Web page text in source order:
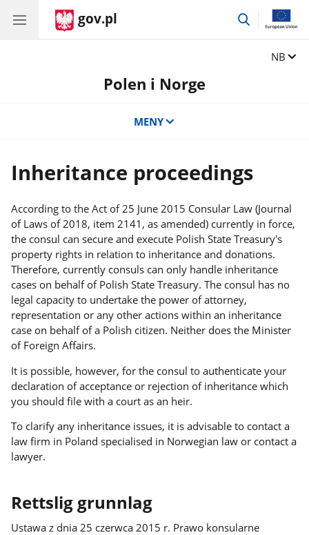
gov.pl
przejdź
Zmień
NB
Polen i Norge
MENY
Inheritance proceedings
According to the Act of 25 June 2015 Consular Law (Journal
of Laws of 2018, item 2141, as amended) currently in force,
the consul can secure and execute Polish State Treasury's
property rights in relation to inheritance and donations.
Therefore, currently consuls can only handle inheritance
cases on behalf of Polish State Treasury. The consul has no
legal capacity to undertake the power of attorney,
representation or any other actions within an inheritance
case on behalf of a Polish citizen. Neither does the Minister
of Foreign Affairs.
It is possible, however, for the consul to authenticate your
declaration of acceptance or rejection of inheritance which
you should file with a court as an heir.
To clarify any inheritance issues, it is advisable to contact a
law firm in Poland specialised in Norwegian law or contact a
lawyer.
Rettslig grunnlag
Ustawa z dnia 25 czerwca 2015 r. Prawo konsularne